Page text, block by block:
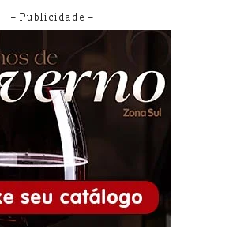
– Publicidade –